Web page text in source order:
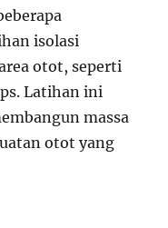
isolasi
otot, seperti
Latihan ini
massa
otot yang